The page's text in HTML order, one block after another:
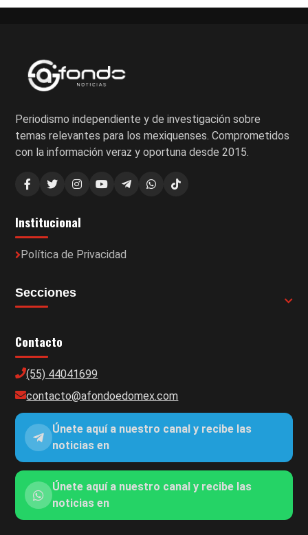
entradas
Periodismo independiente y de investigación sobre
temas relevantes para los mexiquenses. Comprometidos
con la información veraz y oportuna desde 2015.
Institucional
Política de Privacidad
Secciones
Contacto
(55) 44041699
contacto@afondoedomex.com
Únete aquí a nuestro canal y recibe las
noticias en
Únete aquí a nuestro canal y recibe las
noticias en